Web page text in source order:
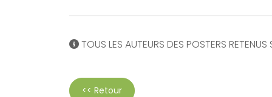
TOUS LES AUTEURS DES POSTERS
<< Retour